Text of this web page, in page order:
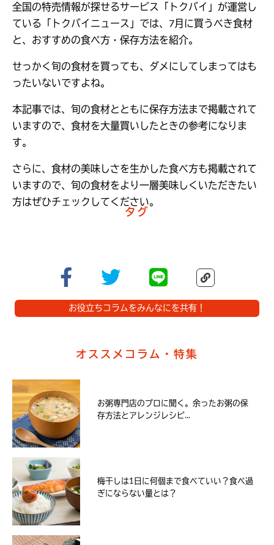
全国の特売情報が探せるサービス「トクバイ」が運営し
ている「トクバイニュース」では、7月に買うべき食材
と、おすすめの食べ方・保存方法を紹介。
せっかく旬の食材を買っても、ダメにしてしまってはも
ったいないですよね。
本記事では、旬の食材とともに保存方法まで掲載されて
いますので、食材を大量買いしたときの参考になりま
す。
さらに、食材の美味しさを生かした食べ方も掲載されて
いますので、旬の食材をより一層美味しくいただきたい
方はぜひチェックしてください。
タグ
お役立ちコラムをみんなにを共有！
オススメコラム・特集
お粥専門店のプロに聞く。余ったお粥の保
存方法とアレンジレシピ...
梅干しは1日に何個まで食べていい？食べ過
ぎにならない量とは？